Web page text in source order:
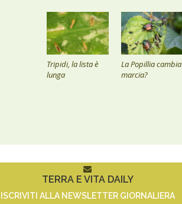
Tripidi, la lista è
lunga
La Popillia cambia
marcia?
TERRA E VITA DAILY
ISCRIVITI ALLA NEWSLETTER GIORNALIERA